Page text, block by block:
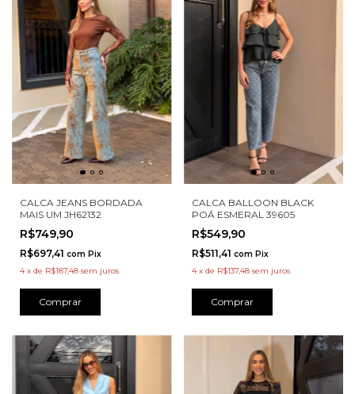
CALCA JEANS BORDADA
MAIS UM JH62132
R$749,90
R$697,41 com Pix
4 x de R$187,48 sem juros
Comprar
CALCA BALLOON BLACK
POÁ ESMERAL 39605
R$549,90
R$511,41 com Pix
4 x de R$137,48 sem juros
Comprar